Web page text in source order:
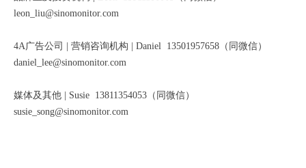
leon_liu@sinomonitor.com
4A广告公司 | 营销咨询机构 | Daniel 13501957658（同微信）
daniel_lee@sinomonitor.com
媒体及其他 | Susie 13811354053（同微信）
susie_song@sinomonitor.com